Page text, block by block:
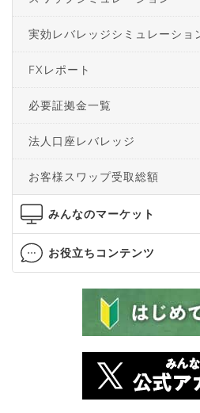
実効レバレッジシミュレーショ
FXレポート
必要証拠金一覧
法人口座レバレッジ
お客様スワップ受取総額
みんなのマーケット
お役立ちコンテンツ